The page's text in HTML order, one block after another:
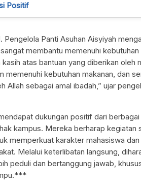
Positif
Pengelola Panti Asuhan Aisyiyah
membantu memenuhi
atas bantuan yang diberikan oleh
memenuhi kebutuhan makanan, dan
Allah sebagai amal ibadah,” ujar
dukungan positif dari
kampus. Mereka berharap kegiatan
memperkuat karakter mahasiswa
Melalui keterlibatan langsung,
peduli dan bertanggung jawab,